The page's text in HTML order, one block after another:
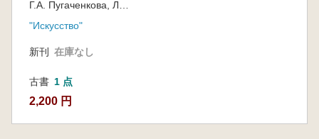
ДРЕВНОСТЬ И
СРЕДНЕВЕКОВЬЕ(中
するエッセイ: 古代
"Искусство"
新刊 在庫なし
古書 1 点
2,200 円